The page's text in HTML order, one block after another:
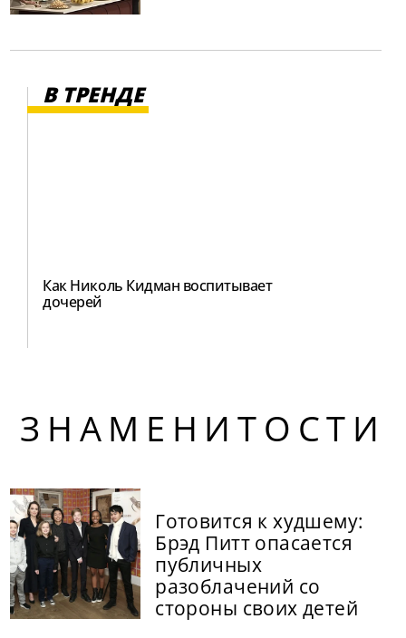
В ТРЕНДЕ
Как Николь Кидман воспитывает
дочерей
ЗНАМЕНИТОСТИ
Готовится к худшему:
Брэд Питт опасается
публичных
разоблачений со
стороны своих детей